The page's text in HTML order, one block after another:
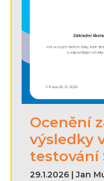
Ocenění
výsledky
testování
29.1.2026 | Jan